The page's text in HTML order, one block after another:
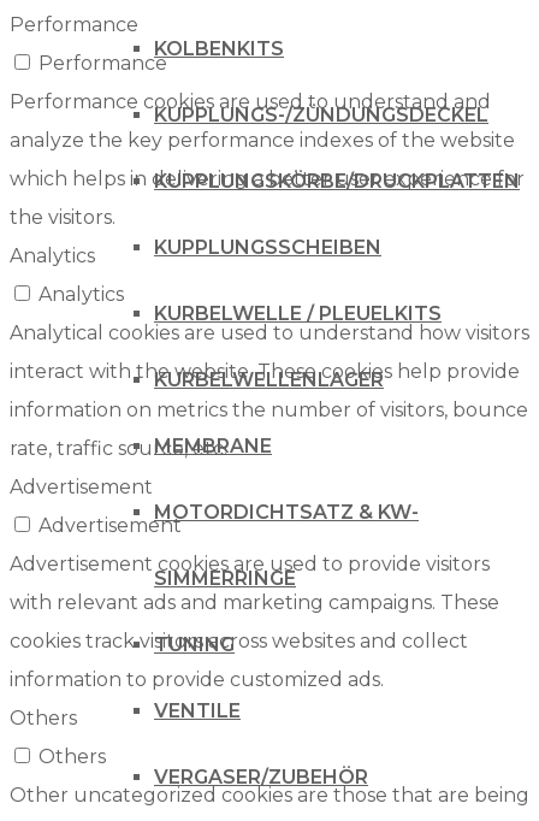
KOLBENKITS
KUPPLUNGS-/ZÜNDUNGSDECKEL
KUPPLUNGSKÖRBE/DRUCKPLATTEN
KUPPLUNGSSCHEIBEN
KURBELWELLE / PLEUELKITS
KURBELWELLENLAGER
MEMBRANE
MOTORDICHTSATZ & KW-
SIMMERRINGE
TUNING
VENTILE
VERGASER/ZUBEHÖR
Performance
Performance
Performance cookies are used to understand and
analyze the key performance indexes of the website
which helps in delivering a better user experience for
the visitors.
Analytics
Analytics
Analytical cookies are used to understand how visitors
interact with the website. These cookies help provide
information on metrics the number of visitors, bounce
rate, traffic source, etc.
Advertisement
Advertisement
Advertisement cookies are used to provide visitors
with relevant ads and marketing campaigns. These
cookies track visitors across websites and collect
information to provide customized ads.
Others
Others
Other uncategorized cookies are those that are being